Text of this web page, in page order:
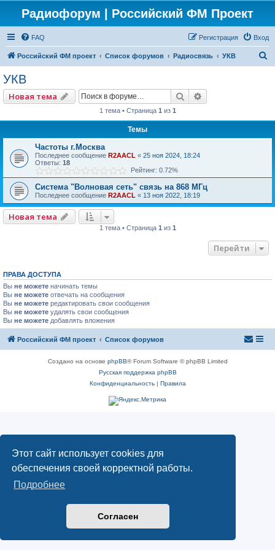
Этот сайт использует cookies для
обеспечения своей корректной работы.
Подробнее
Согласен
Радиофорум | Российский ФМ Проект
FAQ Вход
Регистрация
Российский ФМ проект Список форумов Радиосвязь УКВ
УКВ
Новая тема Поиск
1 тема • Страница 1 из 1
Темы
Частоты г.Москва
Последнее сообщение R2AACL « 25 ноя 2024, 18:24
Ответы: 18
Рейтинг: 0.72%
Система "Волновая сеть" связь на 868 МГц
Последнее сообщение R2AACL « 13 ноя 2022, 18:19
Новая тема
1 тема • Страница 1 из 1
Перейти
ПРАВА ДОСТУПА
Вы не можете начинать темы
Вы не можете отвечать на сообщения
Вы не можете редактировать свои сообщения
Вы не можете удалять свои сообщения
Вы не можете добавлять вложения
Российский ФМ проект Список форумов
Создано на основе phpBB® Forum Software © phpBB Limited
Русская поддержка phpBB
Конфиденциальность| Правила